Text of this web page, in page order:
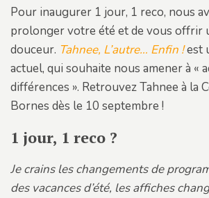
Pour inaugurer 1 jour, 1 reco, nous
prolonger votre été et de vous offrir
douceur. Tahnee, L’autre… Enfin !est
actuel, qui souhaite nous amener à «
différences ». Retrouvez Tahnee à la
Bornes dès le 10 septembre !
1 jour, 1 reco ?
Je crains les changements de
des vacances d’été, les affiches